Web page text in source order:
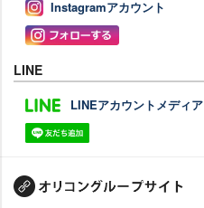
Instagramアカウント
LINE
LINEアカウントメディア